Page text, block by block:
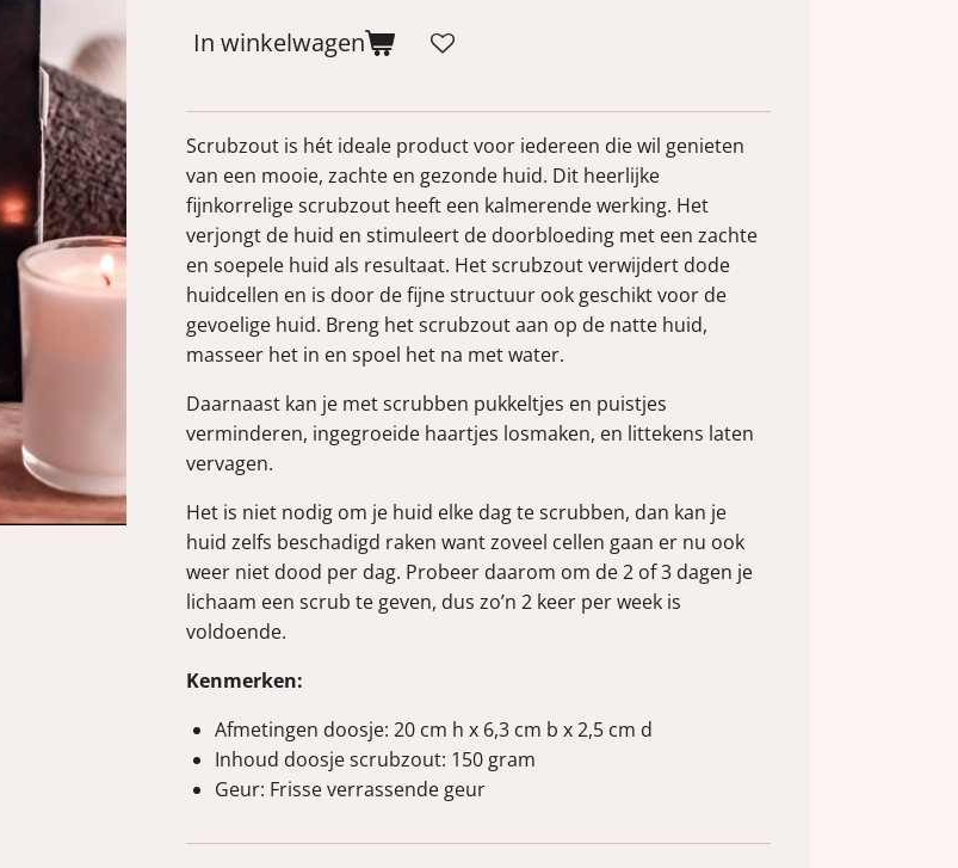
In winkelwagen
Scrubzout is hét ideale product voor iedereen die wil genieten
van een mooie, zachte en gezonde huid. Dit heerlijke
fijnkorrelige scrubzout heeft een kalmerende werking. Het
verjongt de huid en stimuleert de doorbloeding met een zachte
en soepele huid als resultaat. Het scrubzout verwijdert dode
huidcellen en is door de fijne structuur ook geschikt voor de
gevoelige huid. Breng het scrubzout aan op de natte huid,
masseer het in en spoel het na met water.
Daarnaast kan je met scrubben pukkeltjes en puistjes
verminderen, ingegroeide haartjes losmaken, en littekens laten
vervagen.
Het is niet nodig om je huid elke dag te scrubben, dan kan je
huid zelfs beschadigd raken want zoveel cellen gaan er nu ook
weer niet dood per dag. Probeer daarom om de 2 of 3 dagen je
lichaam een scrub te geven, dus zo’n 2 keer per week is
voldoende.
Kenmerken:
Afmetingen doosje: 20 cm h x 6,3 cm b x 2,5 cm d
Inhoud doosje scrubzout: 150 gram
Geur: Frisse verrassende geur